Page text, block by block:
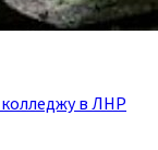
в ЛНР